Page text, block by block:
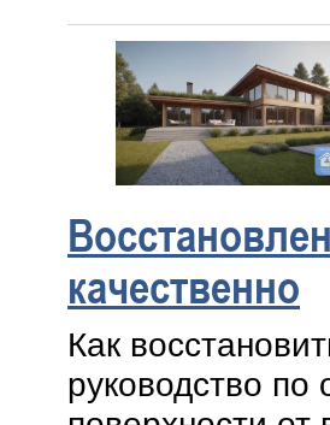
качественно
Как
руководство по